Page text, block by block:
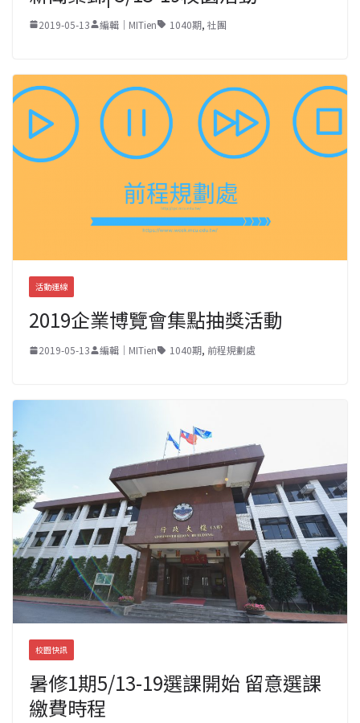
2019-05-13 編輯｜MITien 1040期, 社團
活動連線
2019企業博覽會集點抽獎活動
2019-05-13 編輯｜MITien 1040期, 前程規劃處
校園快訊
暑修1期5/13-19選課開始 留意選課
繳費時程